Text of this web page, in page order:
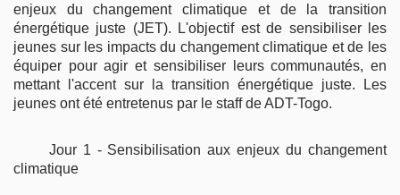
enjeux du changement climatique et de la transition
énergétique juste (JET). L'objectif est de sensibiliser les
jeunes sur les impacts du changement climatique et de les
équiper pour agir et sensibiliser leurs communautés, en
mettant l'accent sur la transition énergétique juste. Les
jeunes ont été entretenus par le staff de ADT-Togo.
Jour 1 - Sensibilisation aux enjeux du changement
climatique